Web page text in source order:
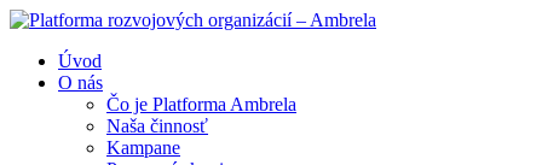
Úvod
O nás
Čo je Platforma Ambrela
Naša činnosť
Kampane